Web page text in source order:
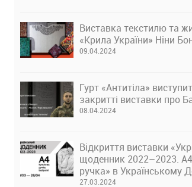
Виставка текстилю та
«Крила України» Ніни
09.04.2024
Гурт «Антитіла»
закритті виставки про
08.04.2024
Відкриття виставки
щоденник 2022–2023.
ручка» в Українському
27.03.2024